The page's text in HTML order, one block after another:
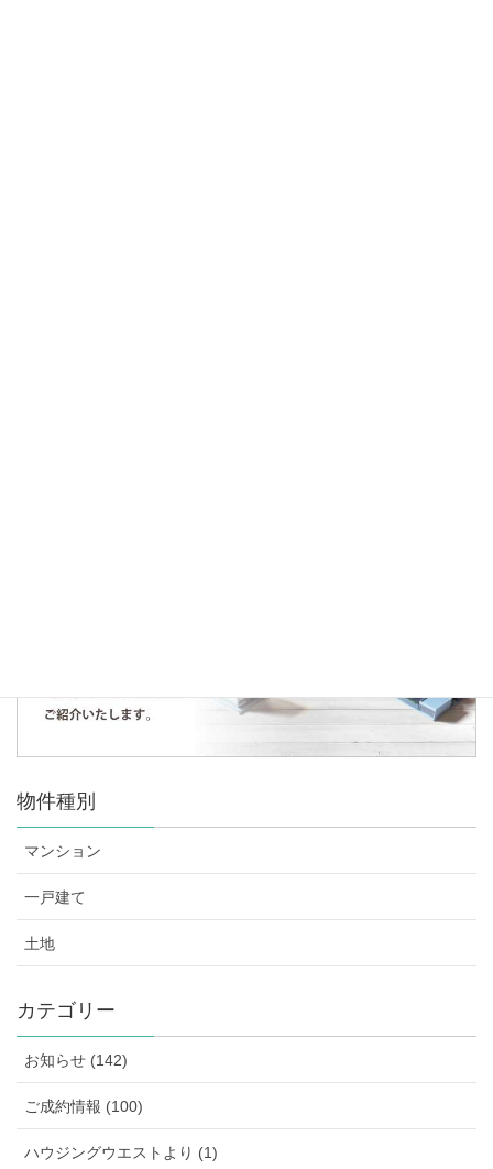
物件種別
マンション
一戸建て
土地
カテゴリー
お知らせ (142)
ご成約情報 (100)
ハウジングウエストより (1)